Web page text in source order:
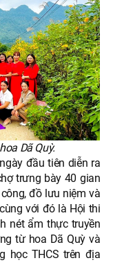
Dã Quỳ.
đầu tiên diễn ra
trưng bày 40 gian
đồ lưu niệm và
với đó là Hội thi
nét ẩm thực truyền
từ hoa Dã Quỳ và
học THCS trên địa